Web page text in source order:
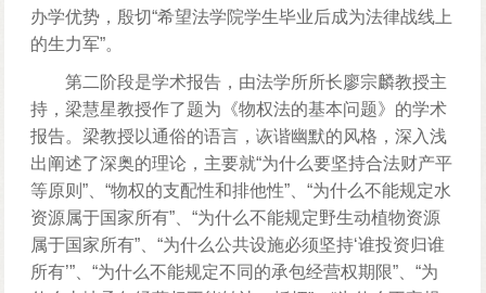
办学优势，殷切“希望法学院学生毕业后成为法律战线上
的生力军”。
第二阶段是学术报告，由法学所所长廖宗麟教授主
持，梁慧星教授作了题为《物权法的基本问题》的学术
报告。梁教授以通俗的语言，诙谐幽默的风格，深入浅
出阐述了深奥的理论，主要就“为什么要坚持合法财产平
等原则”、“物权的支配性和排他性”、“为什么不能规定水
资源属于国家所有”、“为什么不能规定野生动植物资源
属于国家所有”、“为什么公共设施必须坚持‘谁投资归谁
所有’”、“为什么不能规定不同的承包经营权期限”、“为